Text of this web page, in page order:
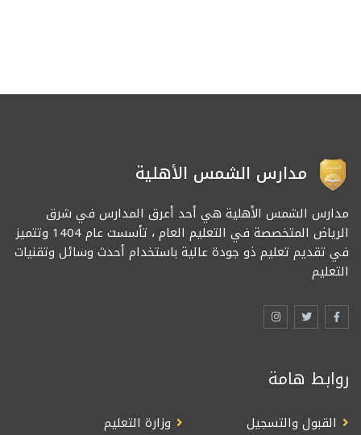
مدارس الشمس الأهلية
مدارس الشمس الأهلية هي أحد أعرق المدارس في شرق
الرياض المتخصصة في التعليم العام ، تأسست عام 1404 وتتميز
في تقديم تعليم ذو جودة عالية باستخدام أحدث وسائل وتقنيات
التعليم
روابط هامة
القبول والتسجيل
وزارة التعليم